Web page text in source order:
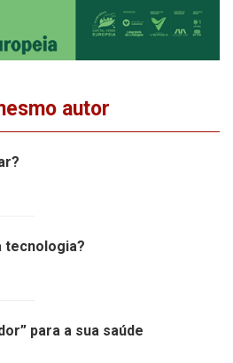
autor
tecnologia?
para a sua saúde